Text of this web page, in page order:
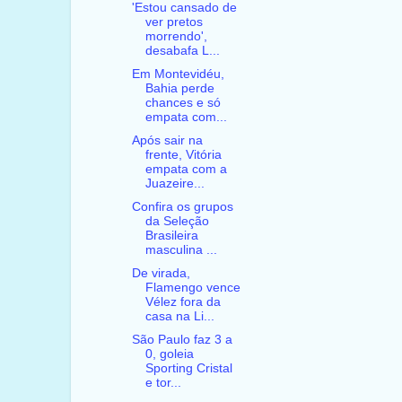
'Estou cansado de
ver pretos
morrendo',
desabafa L...
Em Montevidéu,
Bahia perde
chances e só
empata com...
Após sair na
frente, Vitória
empata com a
Juazeire...
Confira os grupos
da Seleção
Brasileira
masculina ...
De virada,
Flamengo vence
Vélez fora da
casa na Li...
São Paulo faz 3 a
0, goleia
Sporting Cristal
e tor...